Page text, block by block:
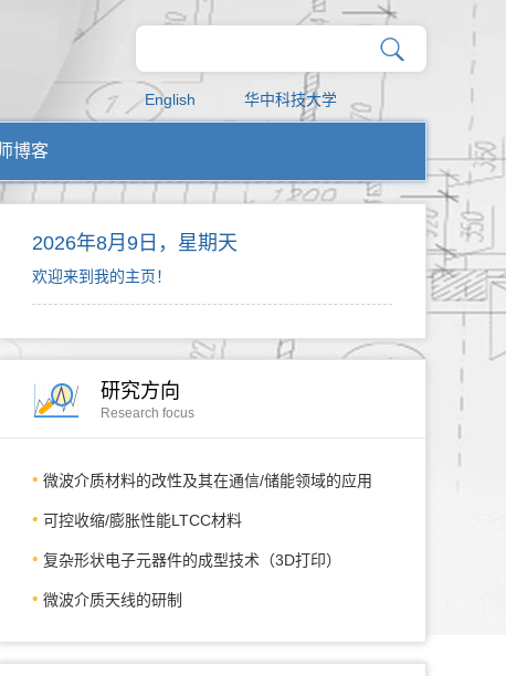
English 华中科技大学
博客
2026年8月9日，星期天
欢迎来到我的主页！
研究方向
Research focus
微波介质材料的改性及其在通信/储能领域的应用
可控收缩/膨胀性能LTCC材料
复杂形状电子元器件的成型技术（3D打印）
微波介质天线的研制